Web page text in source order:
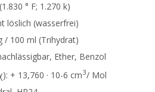
° F; 1.270 k)
löslich (wasserfrei)
(Trihydrat)
Ether, Benzol
+ 13,760 · 10-6 cm3/ Mol